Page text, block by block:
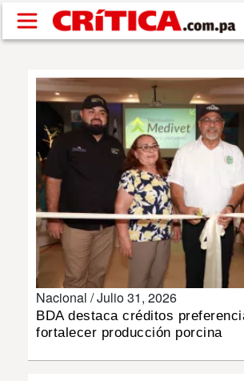
Pasar al contenido principal
NACIONAL
POLÍTICA
SHOW
DEPORTES
Nacional /Julio 31, 2026
BDA destaca créditos
fortalecer producción porcina